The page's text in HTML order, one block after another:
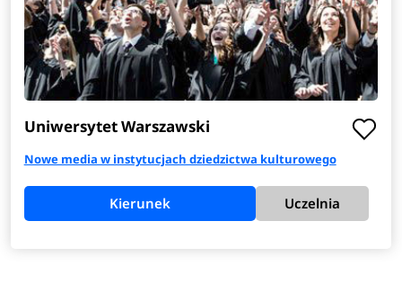
Uniwersytet Warszawski
Nowe media w instytucjach dziedzictwa kulturowego
Kierunek Uczelnia